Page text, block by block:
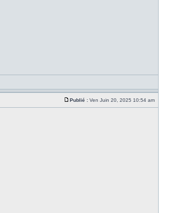
Publié : Ven Juin 20, 2025 10:54 am